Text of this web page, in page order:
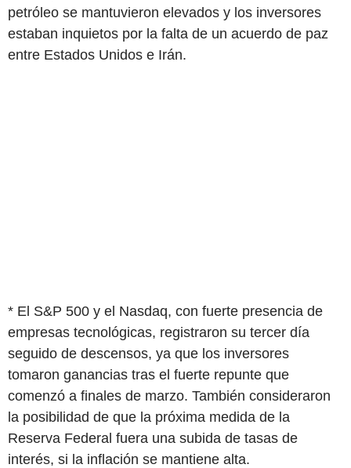
petróleo se mantuvieron elevados y los inversores
estaban inquietos por la falta de un acuerdo de paz
entre Estados Unidos e Irán.
* El S&P 500 y el Nasdaq, con fuerte presencia de
empresas tecnológicas, registraron su tercer día
seguido de descensos, ya que los inversores
tomaron ganancias tras el fuerte repunte que
comenzó a finales de marzo. También consideraron
la posibilidad de que la próxima medida de la
Reserva Federal fuera una subida de tasas de
interés, si la inflación se mantiene alta.